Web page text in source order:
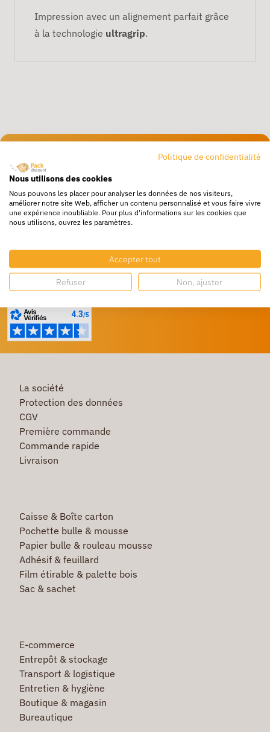
Impression avec un alignement parfait grâce
à la technologie ultragrip.
24/72h partout en europe
Livraison gratuite
Dès 250€ HT d’achat
Profitez de prix bas toute l’année
Besoin d'aide ?
Un service client à votre écoute
La société
Protection des données
CGV
Première commande
Commande rapide
Livraison
Caisse & Boîte carton
Pochette bulle & mousse
Papier bulle & rouleau mousse
Adhésif & feuillard
Film étirable & palette bois
Sac & sachet
E-commerce
Entrepôt & stockage
Transport & logistique
Entretien & hygiène
Boutique & magasin
Bureautique
Politique de confidentialité
Nous utilisons des cookies
Nous pouvons les placer pour analyser les données de nos visiteurs,
améliorer notre site Web, afficher un contenu personnalisé et vous faire vivre
une expérience inoubliable. Pour plus d'informations sur les cookies que
nous utilisons, ouvrez les paramètres.
Accepter tout
Refuser Non, ajuster